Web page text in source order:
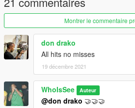
Montrer le commentaire
don drako
All hits no misses
19 décembre 2021
WhoIsSee Auteur
@don drako 🤝🤝🤝